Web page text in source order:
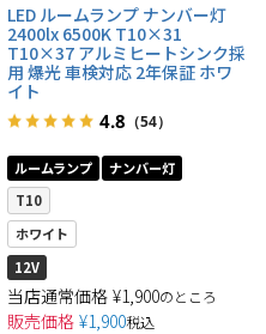
LED ルームランプ ナンバー灯
2400lx 6500K T10×31
T10×37 アルミヒートシンク採
用 爆光 車検対応 2年保証 ホワ
イト
4.8 （54）
ルームランプ
ナンバー灯
T10
ホワイト
12V
当店通常価格 ¥1,900のところ
販売価格 ¥1,900税込